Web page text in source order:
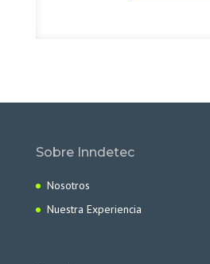
Sobre Inndetec
Nosotros
Nuestra Experiencia